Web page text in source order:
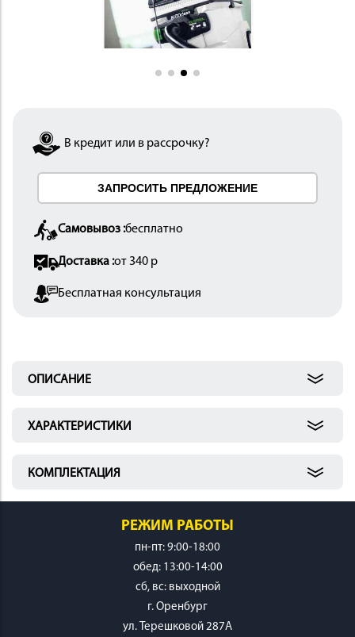
ОСНАСТКА
В кредит или в рассрочку?
ЗАПРОСИТЬ ПРЕДЛОЖЕНИЕ
Самовывоз :бесплатно
Доставка :от 340 р
Бесплатная консультация
ОПИСАНИЕ
ХАРАКТЕРИСТИКИ
КОМПЛЕКТАЦИЯ
РЕЖИМ РАБОТЫ
пн-пт: 9:00-18:00
обед: 13:00-14:00
cб, вс: выходной
г. Оренбург
ул. Терешковой 287А